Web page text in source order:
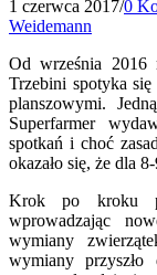
1 czerwca 2017/0
Weidemann
Od września
Trzebini spotyka
planszowymi.
Superfarmer
spotkań i choć
okazało się, że dla
Krok po kroku
wprowadzając
wymiany
wymiany